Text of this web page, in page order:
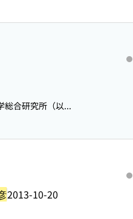
合研究所（以...
2013-10-20